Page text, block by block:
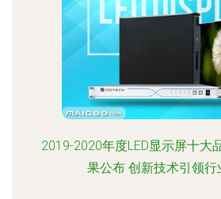
2019-2020年度LED显示屏十大
果公布 创新技术引领行